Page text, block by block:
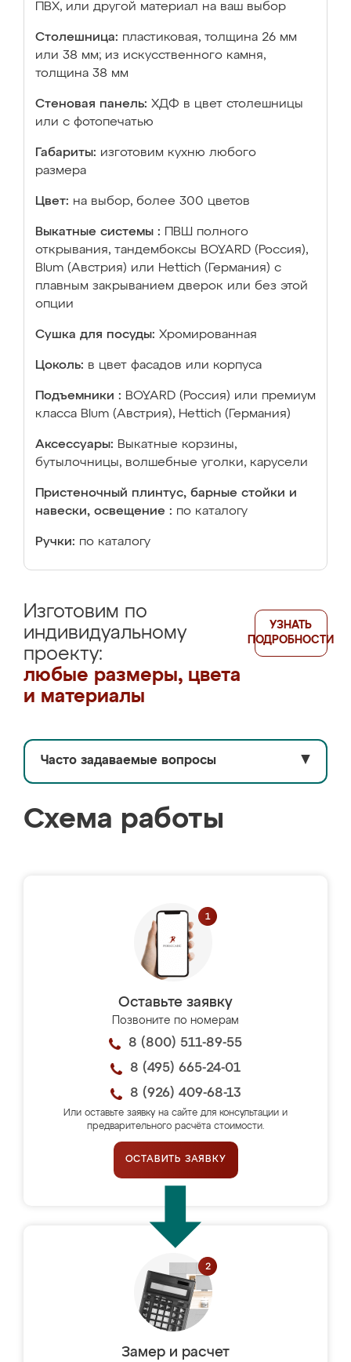
ПВХ, или другой материал на ваш выбор
Столешница: пластиковая, толщина 26 мм
или 38 мм; из искусственного камня,
толщина 38 мм
Стеновая панель: ХДФ в цвет столешницы
или с фотопечатью
Габариты: изготовим кухню любого
размера
Цвет: на выбор, более 300 цветов
Выкатные системы :
ПВШ полного
открывания, тандембоксы BOYARD (Россия),
Blum (Австрия) или Hettich (Германия) с
плавным закрыванием дверок или без этой
опции
Сушка для посуды: Хромированная
Цоколь: в цвет фасадов или корпуса
Подъемники : BOYARD (Россия) или премиум
класса Blum (Австрия), Hettich (Германия)
Аксессуары: Выкатные корзины,
бутылочницы, волшебные уголки, карусели
Пристеночный плинтус, барные стойки и
навески, освещение : по каталогу
Ручки: по каталогу
Изготовим по
индивидуальному
проекту:
любые размеры, цвета
и материалы
УЗНАТЬ
ПОДРОБНОСТИ
Часто задаваемые вопросы ▼
Схема работы
Оставьте заявку
Позвоните по номерам
8 (800) 511-89-55
8 (495) 665-24-01
8 (926) 409-68-13
Или оставьте заявку на сайте для консультации и
предварительного расчёта стоимости.
ОСТАВИТЬ ЗАЯВКУ
Замер и расчет